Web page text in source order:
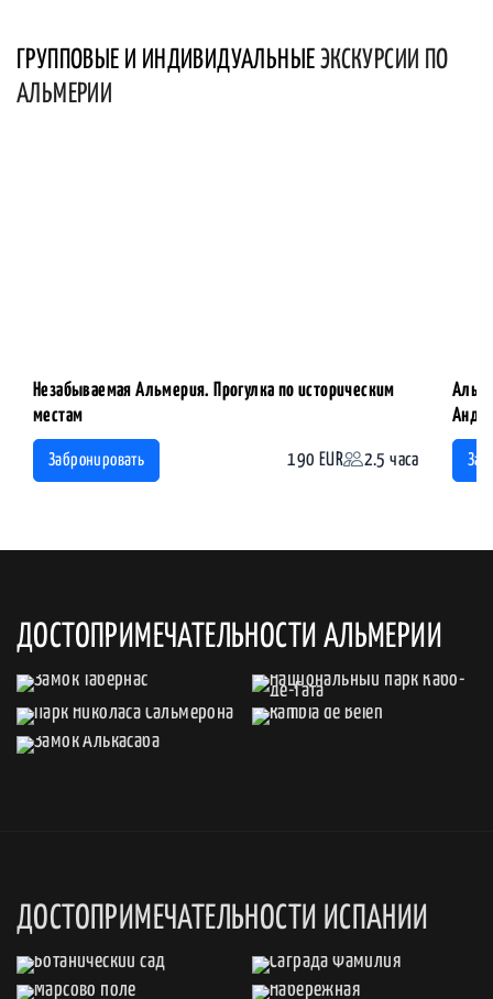
ГРУППОВЫЕ И ИНДИВИДУАЛЬНЫЕ ЭКСКУРСИИ ПО
АЛЬМЕРИИ
Незабываемая Альмерия. Прогулка по историческим
местам
Забронировать 190 EUR 2.5 часа
ДОСТОПРИМЕЧАТЕЛЬНОСТИ АЛЬМЕРИИ
ДОСТОПРИМЕЧАТЕЛЬНОСТИ ИСПАНИИ